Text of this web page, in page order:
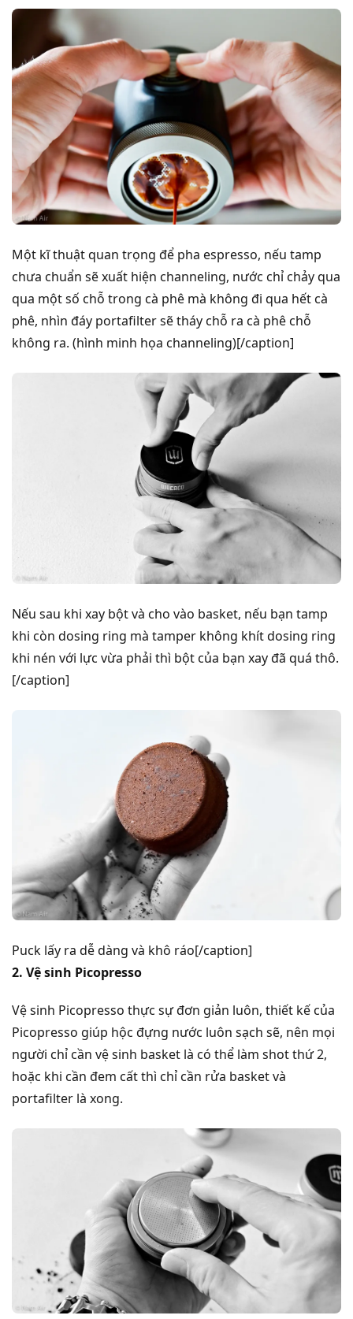
Một kĩ thuật quan trọng để pha espresso, nếu tamp
chưa chuẩn sẽ xuất hiện channeling, nước chỉ chảy qua
qua một số chỗ trong cà phê mà không đi qua hết cà
phê, nhìn đáy portafilter sẽ tháy chỗ ra cà phê chỗ
không ra. (hình minh họa channeling)[/caption]
Nếu sau khi xay bột và cho vào basket, nếu bạn tamp
khi còn dosing ring mà tamper không khít dosing ring
khi nén với lực vừa phải thì bột của bạn xay đã quá thô.
[/caption]
Puck lấy ra dễ dàng và khô ráo[/caption]
2. Vệ sinh Picopresso
Vệ sinh Picopresso thực sự đơn giản luôn, thiết kế của
Picopresso giúp hộc đựng nước luôn sạch sẽ, nên mọi
người chỉ cần vệ sinh basket là có thể làm shot thứ 2,
hoặc khi cần đem cất thì chỉ cần rửa basket và
portafilter là xong.